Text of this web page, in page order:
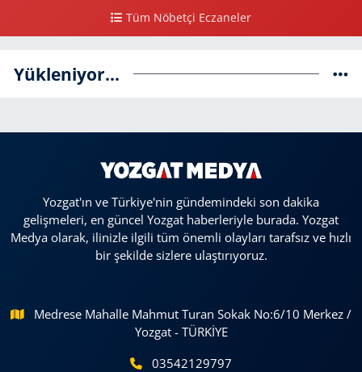
Tüm Nöbetçi Eczaneler
Yükleniyor...
Yozgat'ın ve Türkiye'nin gündemindeki son dakika
gelişmeleri, en güncel Yozgat haberleriyle burada. Yozgat
Medya olarak, ilinizle ilgili tüm önemli olayları tarafsız ve hızlı
bir şekilde sizlere ulaştırıyoruz.
Medrese Mahalle Mahmut Turan Sokak No:6/10 Merkez /
Yozgat - TÜRKİYE
03542129797